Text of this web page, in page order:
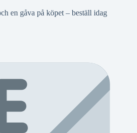
en gåva på köpet – beställ idag